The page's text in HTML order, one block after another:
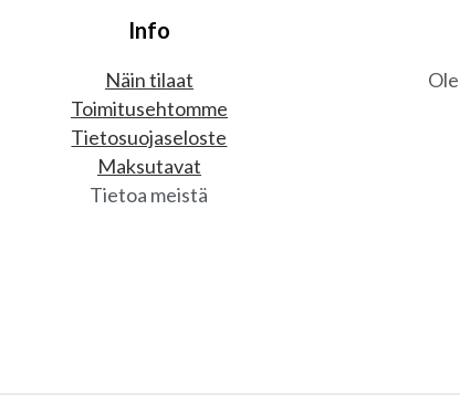
Info
Näin tilaat
Toimitusehtomme
Tietosuojaseloste
Maksutavat
Tietoa meistä